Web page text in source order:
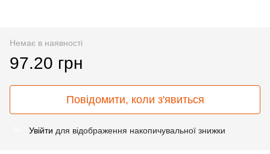
Немає в наявності
97.20 грн
Повідомити, коли з'явиться
Увійти для відображення накопичувальної знижки